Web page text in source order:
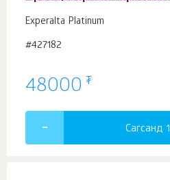
Experalta Platinum
#427182
48000 ₮
Сагсанд 1